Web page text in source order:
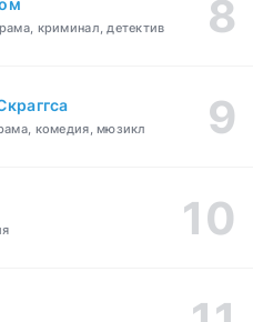
криминал, детектив
комедия, мюзикл